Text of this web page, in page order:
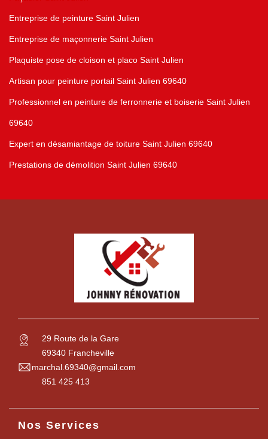
Entreprise de peinture Saint Julien
Entreprise de maçonnerie Saint Julien
Plaquiste pose de cloison et placo Saint Julien
Artisan pour peinture portail Saint Julien 69640
Professionnel en peinture de ferronnerie et boiserie Saint Julien
69640
Expert en désamiantage de toiture Saint Julien 69640
Prestations de démolition Saint Julien 69640
29 Route de la Gare
69340 Francheville
marchal.69340@gmail.com
851 425 413
Nos Services